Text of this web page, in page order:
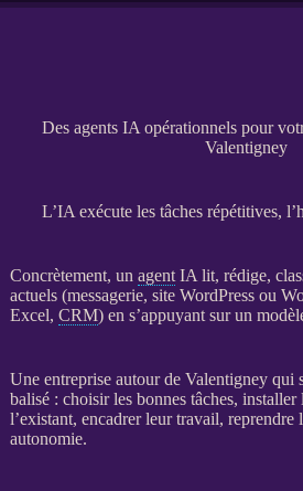
Des agents IA opérationnels pour
Valentigney
L’IA exécute les tâches répétitives,
Concrètement, un agent IA lit, rédige,
actuels (messagerie, site WordPressou
Excel, CRM) en s’appuyant sur un
Une entreprise autour de Valentigney qui
balisé : choisir les bonnes tâches, installer
l’existant, encadrer leur travail, reprendre
autonomie.